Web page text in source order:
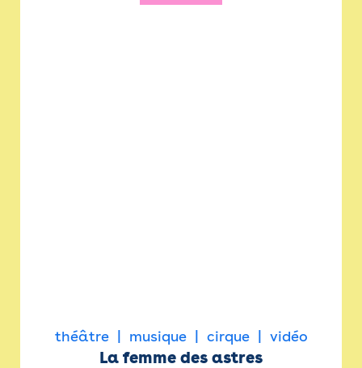
théâtre musique cirque vidéo
La femme des astres